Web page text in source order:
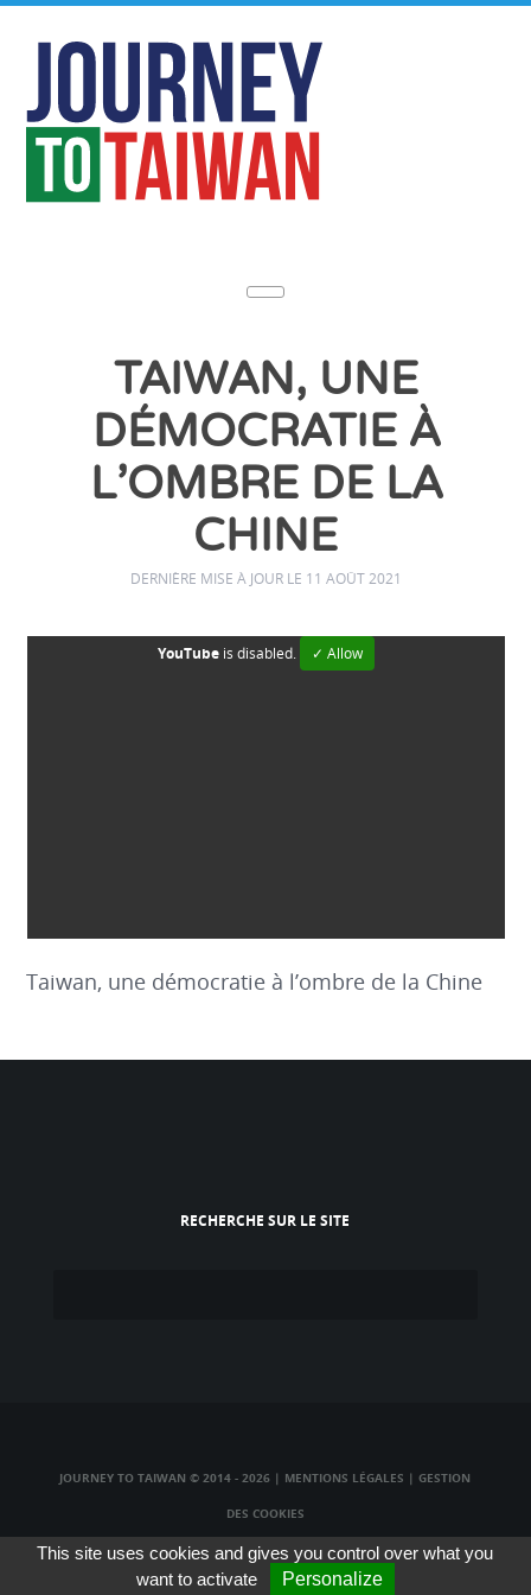
TAIWAN, UNE
DÉMOCRATIE À
L’OMBRE DE LA
CHINE
DERNIÈRE MISE À JOUR LE 11 AOÛT 2021
YouTubeis disabled. ✓ Allow
Taiwan, une démocratie à l’ombre de la Chine
RECHERCHE SUR LE SITE
JOURNEY TO TAIWAN © 2014 - 2026 | MENTIONS LÉGALES |GESTION
DES COOKIES
TAIWAN TV LIVE|TAIWAN RADIO LIVE|TAIWAN WEBCAM LIVE
This site uses cookies and gives you control over what you
want to activate
Personalize